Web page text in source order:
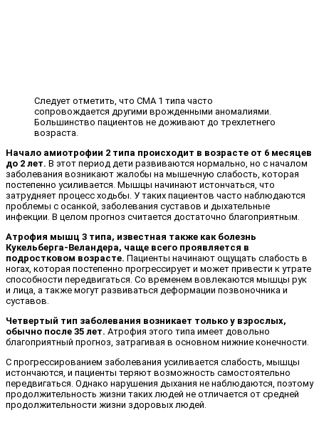
Следует отметить, что СМА 1 типа часто
сопровождается другими врожденными аномалиями.
Большинство пациентов не доживают до трехлетнего
возраста.
Начало амиотрофии 2 типа происходит в возрасте от 6 месяцев
до 2 лет. В этот период дети развиваются нормально, но с началом
заболевания возникают жалобы на мышечную слабость, которая
постепенно усиливается. Мышцы начинают истончаться, что
затрудняет процесс ходьбы. У таких пациентов часто наблюдаются
проблемы с осанкой, заболевания суставов и дыхательные
инфекции. В целом прогноз считается достаточно благоприятным.
Атрофия мышц 3 типа, известная также как болезнь
Кукельберга-Веландера, чаще всего проявляется в
подростковом возрасте. Пациенты начинают ощущать слабость в
ногах, которая постепенно прогрессирует и может привести к утрате
способности передвигаться. Со временем вовлекаются мышцы рук
и лица, а также могут развиваться деформации позвоночника и
суставов.
Четвертый тип заболевания возникает только у взрослых,
обычно после 35 лет. Атрофия этого типа имеет довольно
благоприятный прогноз, затрагивая в основном нижние конечности.
С прогрессированием заболевания усиливается слабость, мышцы
истончаются, и пациенты теряют возможность самостоятельно
передвигаться. Однако нарушения дыхания не наблюдаются, поэтому
продолжительность жизни таких людей не отличается от средней
продолжительности жизни здоровых людей.